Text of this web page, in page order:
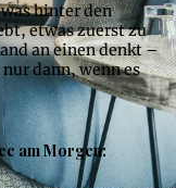
hinter den
etwas zuerst zu
an einen denkt –
dann, wenn es
am Morgen: